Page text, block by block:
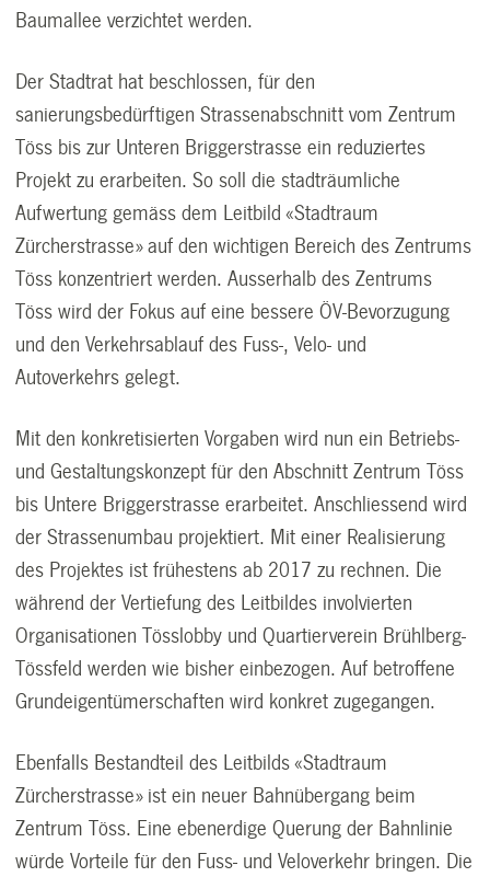
Baumallee verzichtet werden.
Der Stadtrat hat beschlossen, für den
sanierungsbedürftigen Strassenabschnitt vom Zentrum
Töss bis zur Unteren Briggerstrasse ein reduziertes
Projekt zu erarbeiten. So soll die stadträumliche
Aufwertung gemäss dem Leitbild «Stadtraum
Zürcherstrasse» auf den wichtigen Bereich des Zentrums
Töss konzentriert werden. Ausserhalb des Zentrums
Töss wird der Fokus auf eine bessere ÖV-Bevorzugung
und den Verkehrsablauf des Fuss-, Velo- und
Autoverkehrs gelegt.
Mit den konkretisierten Vorgaben wird nun ein Betriebs-
und Gestaltungskonzept für den Abschnitt Zentrum Töss
bis Untere Briggerstrasse erarbeitet. Anschliessend wird
der Strassenumbau projektiert. Mit einer Realisierung
des Projektes ist frühestens ab 2017 zu rechnen. Die
während der Vertiefung des Leitbildes involvierten
Organisationen Tösslobby und Quartierverein Brühlberg-
Tössfeld werden wie bisher einbezogen. Auf betroffene
Grundeigentümerschaften wird konkret zugegangen.
Ebenfalls Bestandteil des Leitbilds «Stadtraum
Zürcherstrasse» ist ein neuer Bahnübergang beim
Zentrum Töss. Eine ebenerdige Querung der Bahnlinie
würde Vorteile für den Fuss- und Veloverkehr bringen. Die